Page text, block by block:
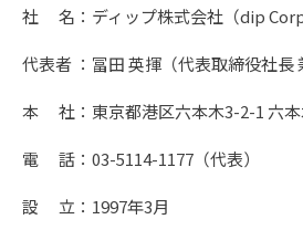
社 名：ディップ株式会社（dip
代表者 ：冨田 英揮（代表取締役社長
本 社：東京都港区六本木3-2-1 六本
電 話：03-5114-1177（代表）
設 立：1997年3月